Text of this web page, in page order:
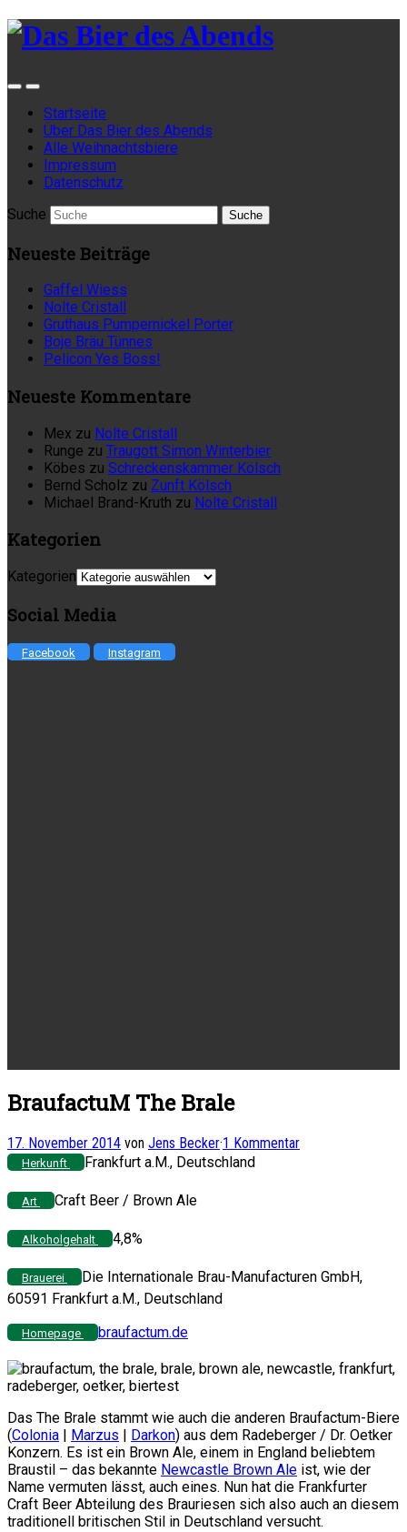
Startseite
Über Das Bier des Abends
Alle Weihnachtsbiere
Impressum
Datenschutz
Suche
Neueste Beiträge
Gaffel Wiess
Nolte Cristall
Gruthaus Pumpernickel Porter
Boje Bräu Tünnes
Pelicon Yes Boss!
Neueste Kommentare
Mex zu Nolte Cristall
Runge zu Traugott Simon Winterbier
Köbes zu Schreckenskammer Kölsch
Bernd Scholz zu Zunft Kölsch
Michael Brand-Kruth zu Nolte Cristall
Kategorien
Kategorien
Social Media
Facebook Instagram
BraufactuM The Brale
17. November 2014 von Jens Becker·1 Kommentar
Herkunft Frankfurt a.M., Deutschland
Art Craft Beer / Brown Ale
Alkoholgehalt 4,8%
Brauerei
Die Internationale Brau-Manufacturen GmbH,
60591 Frankfurt a.M., Deutschland
Homepage braufactum.de
Das The Brale stammt wie auch die anderen Braufactum-Biere
(Colonia Marzus Darkon) aus dem Radeberger / Dr. Oetker
Konzern. Es ist ein Brown Ale, einem in England beliebtem
Braustil – das bekannte Newcastle Brown Ale ist, wie der
Name vermuten lässt, auch eines. Nun hat die Frankfurter
Craft Beer Abteilung des Brauriesen sich also auch an diesem
traditionell britischen Stil in Deutschland versucht.